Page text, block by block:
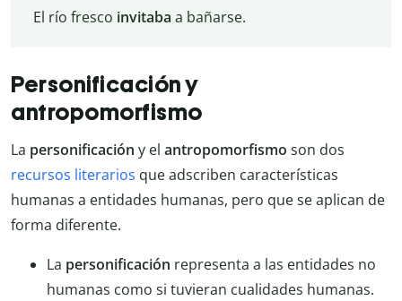
El río fresco invitaba a bañarse.
Personificación y
antropomorfismo
La personificación y el antropomorfismo son dos
recursos literarios que adscriben características
humanas a entidades humanas, pero que se aplican de
forma diferente.
La personificación representa a las entidades no
humanas como si tuvieran cualidades humanas.